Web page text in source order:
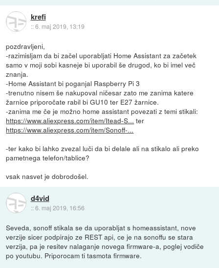
krefi
::6. maj 2019, 13:19
pozdravljeni,
-razimisljam da bi začel uporabljati Home Assistant za začetek
samo v moji sobi kasneje bi uporabil še drugod, ko bi imel več
znanja.
-Home Assistant bi poganjal Raspberry Pi 3
-trenutno nisem še nakupoval ničesar zato me zanima katere
žarnice priporočate rabil bi GU10 ter E27 žarnice.
-zanima me če je možno home assistant povezati z temi stikali:
https://www.aliexpress.com/item/Itead-S... ter
https://www.aliexpress.com/item/Sonoff-...
-ter kako bi lahko zvezal luči da bi delale ali na stikalo ali preko
pametnega telefon/tablice?
vsak nasvet je dobrodošel.
d4vid
::6. maj 2019, 16:56
Seveda, sonoff stikala se da uporabljat s homeassistant, nove
verzije sicer podpirajo ze REST api, ce je na sonoffu se stara
verzija, pa je resitev nalaganje novega firmware-a, poglej vodiče
po youtubu. Priporocam ti tasmota firmware.